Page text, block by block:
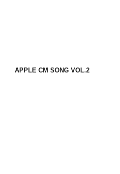
APPLE CM SONG VOL.2